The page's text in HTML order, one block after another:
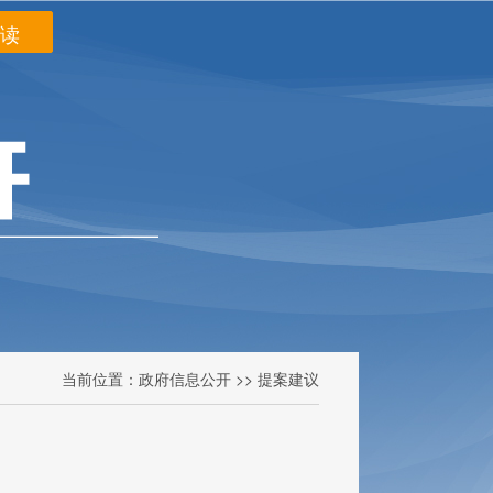
当前位置： 政府信息公开 >> 提案建议